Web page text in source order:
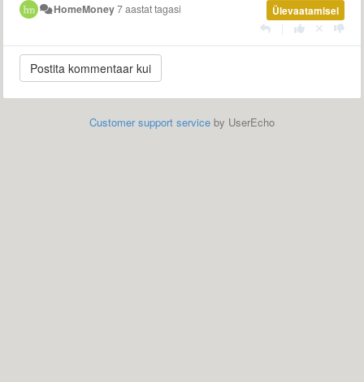
Ülevaatamisel
HomeMoney7 aastat tagasi
Customer support service by UserEcho